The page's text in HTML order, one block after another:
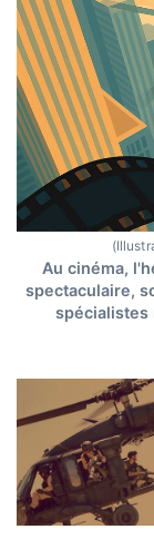
Au cinéma,
spectaculaire,
spécialistes